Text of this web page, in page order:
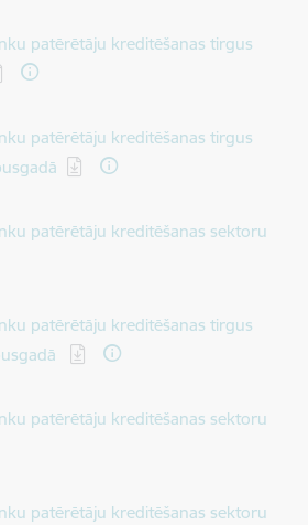
patērētāju kreditēšanas tirgus
patērētāju kreditēšanas tirgus
patērētāju kreditēšanas sektoru
patērētāju kreditēšanas tirgus
patērētāju kreditēšanas sektoru
patērētāju kreditēšanas sektoru